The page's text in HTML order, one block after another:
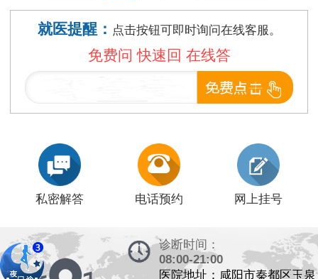
就医提醒： 点击按钮可即时询问在线客服。
免费问 快速回 在线答
私密解答 电话预约 网上挂号
诊断时间：
08:00-21:00
医院地址：咸阳市秦都区玉泉